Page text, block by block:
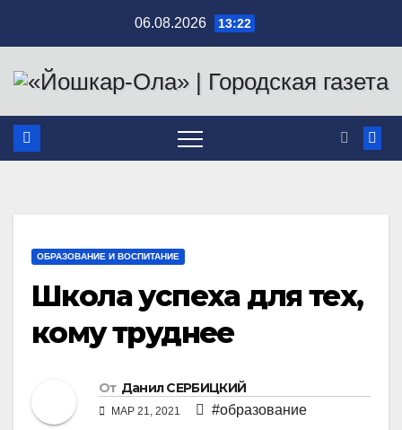
содержимому
06.08.2026 13:22
ОБРАЗОВАНИЕ И ВОСПИТАНИЕ
Школа успеха для тех,
кому труднее
От Данил СЕРБИЦКИЙ
МАР 21, 2021 #образование